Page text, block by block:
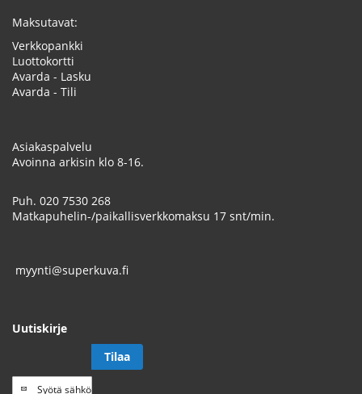
Maksutavat:
Verkkopankki
Luottokortti
Avarda - Lasku
Avarda - Tili
Asiakaspalvelu
Avoinna arkisin klo 8-16.
Puh. 020 7530 268
Matkapuhelin-/paikallisverkkomaksu 17 snt/min.
myynti@superkuva.fi
Uutiskirje
Tilaa
Tilaa